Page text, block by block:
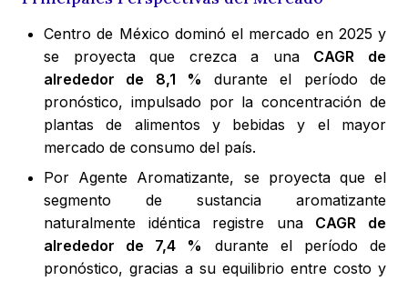
Centro de México dominó el mercado en 2025 y
se proyecta que crezca a una CAGR de
alrededor de 8,1 % durante el período de
pronóstico, impulsado por la concentración de
plantas de alimentos y bebidas y el mayor
mercado de consumo del país.
Por Agente Aromatizante, se proyecta que el
segmento de sustancia aromatizante
naturalmente idéntica registre una CAGR de
alrededor de 7,4 %
durante el período de
pronóstico, gracias a su equilibrio entre costo y